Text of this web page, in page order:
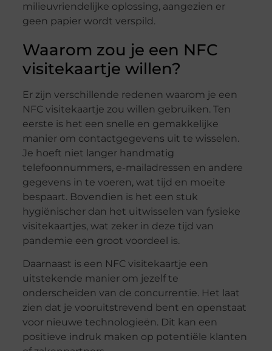
milieuvriendelijke oplossing, aangezien er
geen papier wordt verspild.
Waarom zou je een NFC
visitekaartje willen?
Er zijn verschillende redenen waarom je een
NFC visitekaartje zou willen gebruiken. Ten
eerste is het een snelle en gemakkelijke
manier om contactgegevens uit te wisselen.
Je hoeft niet langer handmatig
telefoonnummers, e-mailadressen en andere
gegevens in te voeren, wat tijd en moeite
bespaart. Bovendien is het een stuk
hygiënischer dan het uitwisselen van fysieke
visitekaartjes, wat zeker in deze tijd van
pandemie een groot voordeel is.
Daarnaast is een NFC visitekaartje een
uitstekende manier om jezelf te
onderscheiden van de concurrentie. Het laat
zien dat je vooruitstrevend bent en openstaat
voor nieuwe technologieën. Dit kan een
positieve indruk maken op potentiële klanten